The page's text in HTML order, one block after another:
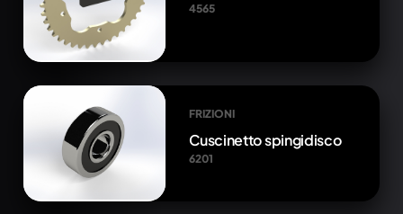
4565
FRIZIONI
Cuscinetto spingidisco
6201